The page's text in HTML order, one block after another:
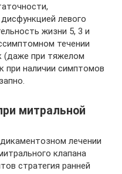
левого
жизни 5, 3 и
течении
(даже при тяжелом
при наличии симптомов
митральной
лечении
клапана
стратегия ранней